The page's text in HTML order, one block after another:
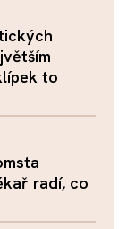
to
radí, co